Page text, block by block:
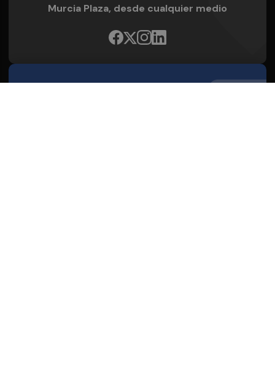
Murcia Plaza, desde cualquier medio